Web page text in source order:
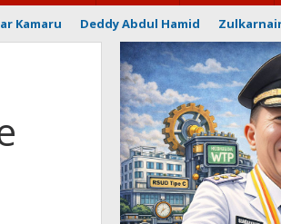
Kamaru Deddy Abdul Hamid